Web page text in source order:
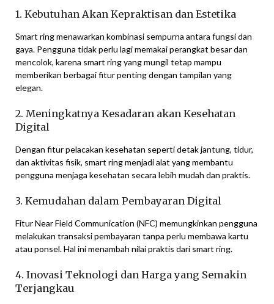
1. Kebutuhan Akan Kepraktisan dan Estetika
Smart ring menawarkan kombinasi sempurna antara fungsi dan
gaya. Pengguna tidak perlu lagi memakai perangkat besar dan
mencolok, karena smart ring yang mungil tetap mampu
memberikan berbagai fitur penting dengan tampilan yang
elegan.
2. Meningkatnya Kesadaran akan Kesehatan
Digital
Dengan fitur pelacakan kesehatan seperti detak jantung, tidur,
dan aktivitas fisik, smart ring menjadi alat yang membantu
pengguna menjaga kesehatan secara lebih mudah dan praktis.
3. Kemudahan dalam Pembayaran Digital
Fitur Near Field Communication (NFC) memungkinkan pengguna
melakukan transaksi pembayaran tanpa perlu membawa kartu
atau ponsel. Hal ini menambah nilai praktis dari smart ring.
4. Inovasi Teknologi dan Harga yang Semakin
Terjangkau